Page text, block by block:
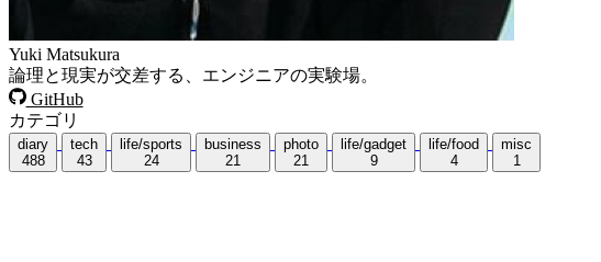
Yuki Matsukura
論理と現実が交差する、エンジニアの実験場。
GitHub
カテゴリ
diary
488
tech
43
life/sports
24
business
21
photo
21
life/gadget
9
life/food
4
misc
1